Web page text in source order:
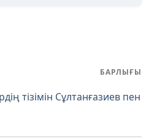
БАРЛЫҒЫ
тізімін Сұлтанғазиев пен